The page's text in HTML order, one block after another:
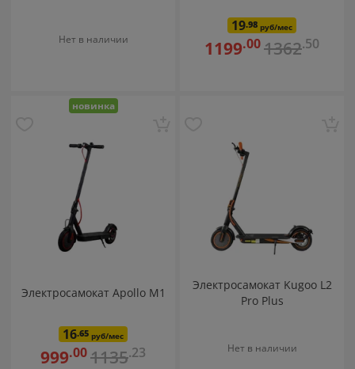
Нет в наличии
19.98 руб/мес
1199.001362.50
новинка
Электросамокат Apollo M1
16.65 руб/мес
999.001135.23
Электросамокат Kugoo L2
Pro Plus
Нет в наличии